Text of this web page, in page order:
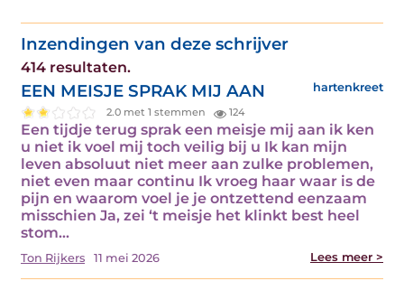
Inzendingen van deze schrijver
414 resultaten.
EEN MEISJE SPRAK MIJ AAN hartenkreet
2.0 met 1 stemmen 124
Een tijdje terug sprak een meisje mij aan ik ken
u niet ik voel mij toch veilig bij u Ik kan mijn
leven absoluut niet meer aan zulke problemen,
niet even maar continu Ik vroeg haar waar is de
pijn en waarom voel je je ontzettend eenzaam
misschien Ja, zei ‘t meisje het klinkt best heel
stom...
Ton Rijkers 11 mei 2026 Lees meer >